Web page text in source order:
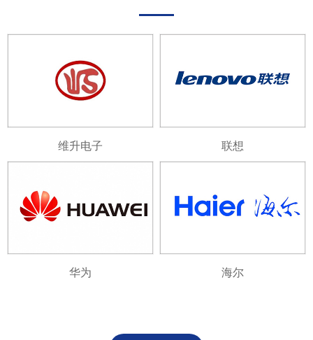
维升电子 联想
华为 海尔